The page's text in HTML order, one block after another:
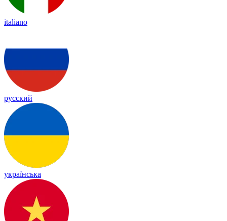
italiano
русский
українська